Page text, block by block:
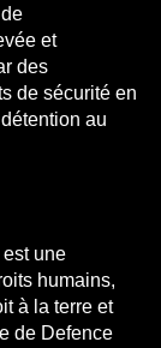
et
des
de sécurité en
au
est une
humains,
à la terre et
de Defence